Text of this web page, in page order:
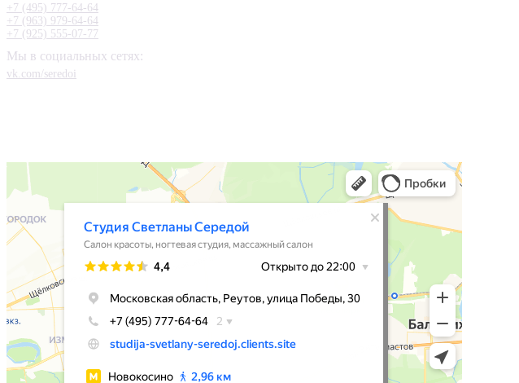
+7 (495) 777-64-64
+7 (963) 979-64-64
+7 (925) 555-07-77
Мы в социальных сетях:
vk.com/seredoi